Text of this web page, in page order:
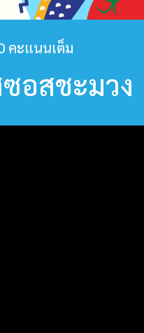
คะแนนเต็ม
อสชะมวง